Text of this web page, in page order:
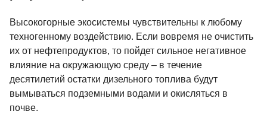
Высокогорные экосистемы чувствительны к любому
техногенному воздействию. Если вовремя не очистить
их от нефтепродуктов, то пойдет сильное негативное
влияние на окружающую среду – в течение
десятилетий остатки дизельного топлива будут
вымываться подземными водами и окисляться в
почве.